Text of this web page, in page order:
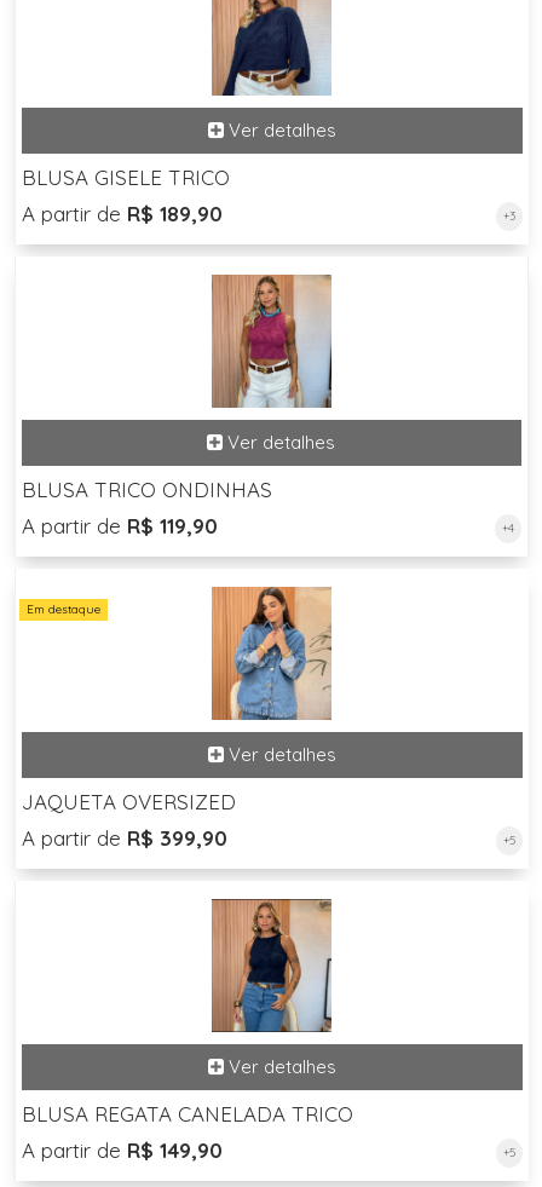
BLUSA GISELE TRICO
A partir de R$ 189,90 +3
BLUSA TRICO ONDINHAS
A partir de R$ 119,90 +4
Em destaque
JAQUETA OVERSIZED
A partir de R$ 399,90 +5
BLUSA REGATA CANELADA TRICO
A partir de R$ 149,90 +5